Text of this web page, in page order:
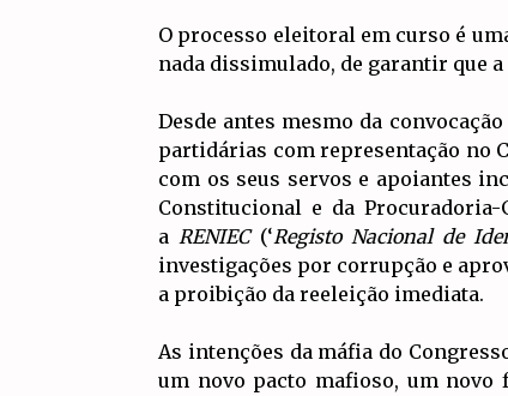
O processo eleitoral em curso é
nada dissimulado, de garantir que
Desde antes mesmo da
partidárias com representação no
com os seus servos e apoiantes
Constitucional e da
aRENIEC(‘Registo Nacional de
investigações por corrupção e
a proibição da reeleição imediata.
As intenções da máfia do
um novo pacto mafioso, um novo